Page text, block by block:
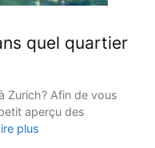
quel quartier
Zurich? Afin de vous
aperçu des
plus